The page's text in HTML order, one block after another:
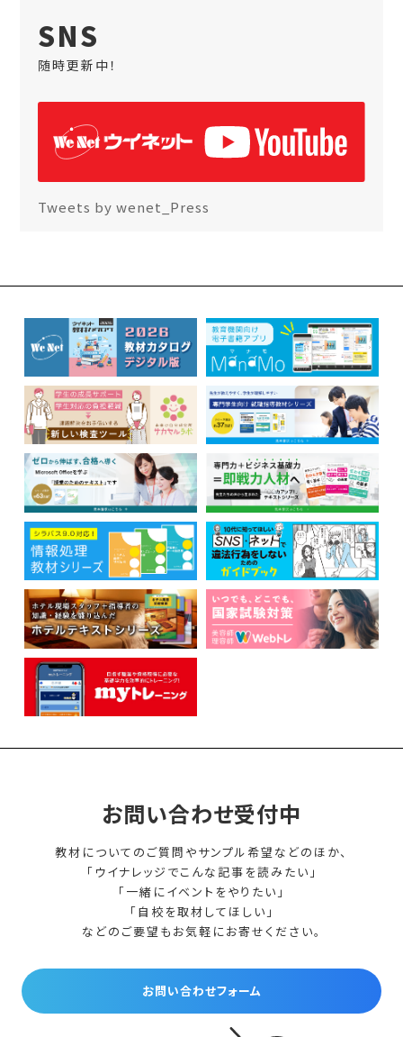
SNS
随時更新中！
Tweets by wenet_Press
お問い合わせ受付中
教材についてのご質問やサンプル希望などのほか、
「ウイナレッジでこんな記事を読みたい」
「一緒にイベントをやりたい」
「自校を取材してほしい」
などのご要望もお気軽にお寄せください。
お問い合わせフォーム